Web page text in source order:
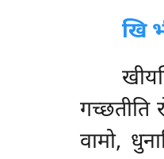
खि
गच्छतीति
वामो,